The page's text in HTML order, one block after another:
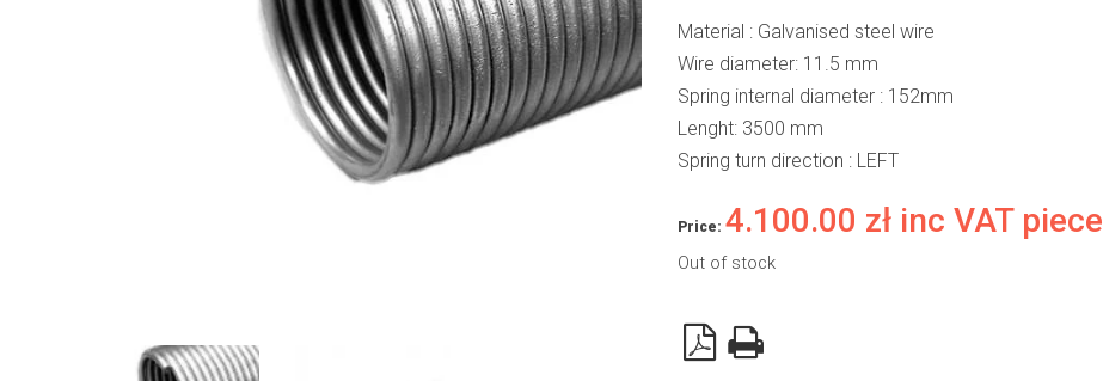
Material : Galvanised steel wire
Wire diameter: 11.5 mm
Spring internal diameter : 152mm
Lenght: 3500 mm
Spring turn direction : LEFT
Price: 4.100.00 zł inc VAT piece
Out of stock